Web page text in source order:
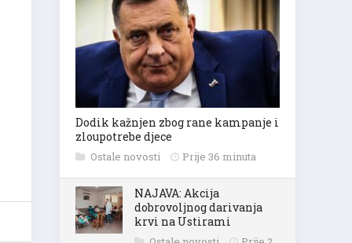
Dodik kažnjen zbog rane kampanje i
zloupotrebe djece
Ostale novosti Prije 36 minuta
NAJAVA: Akcija
dobrovoljnog darivanja
krvi na Ustirami